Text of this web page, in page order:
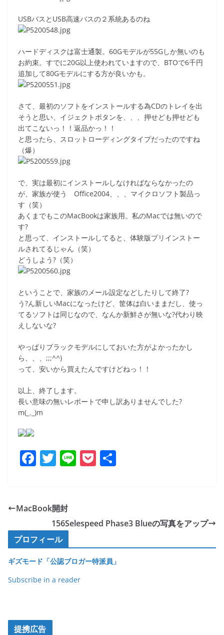
USBバスとUSB高速バスの２系統あるのね
ハードディスクは富士通製。60Gモデルが55Gしか無いのも
お約束。すでに20G以上使われていますので、BTOで6千円
追加して80Gモデルにする方が良いかも。
さて、最初のソフトをインストールする為CDのトレイを出
そうと思い、イジェクトボタンを、、、押せども押せども
出てこないっ！！返品かっ！！
と思ったら、スロットローディングタイプだったのですね
（爆）
で、実は最初にインストールしなければならなかったの
が、家族が使う Office2004、、、マイクロソフト製品っ
す（笑）
あくまでもこのMacBookは家族用。私のMacでは無いので
す?
と思って、インストールしてると、体験版プリインストー
ルされてるじゃん（笑）
どうしよう?（笑）
ということで、家族のメール設定などしたりして終了?
う?ん新しいMacになったけど、筐体は白いままだし、使っ
てるソフトは同じなので、なんか新鮮さが無いな?代わり映
えしないな?
やっぱりブラックモデルにしておいた方がよかったかし
ら、、、;;;^^)
って、安いから買えたんですけどねっ！！
以上、終了します。
長い意味の無いレポートで申し訳ありませんでした?
m(_._)m
F
e
o
o
k
T
er
Li P
MacBook開封
156Selespeed Phase3 Blueの写真をアップ
プロフィール
ギズモード「公認ブロガー特派員」
Subscribe in a reader
提携広告